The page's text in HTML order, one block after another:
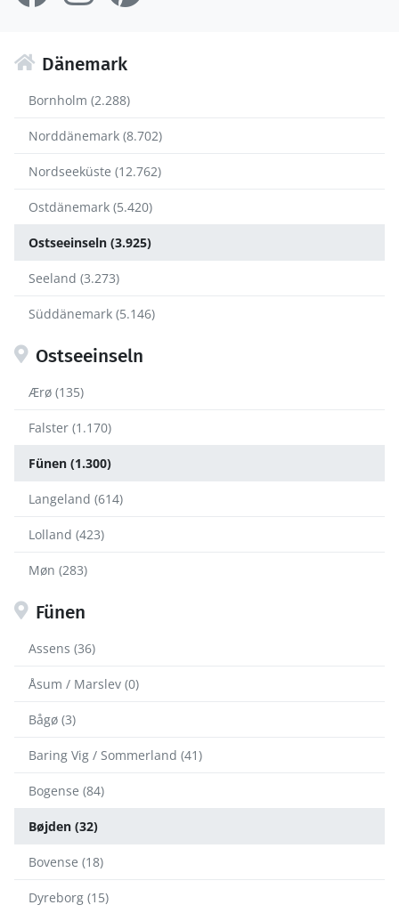
Dänemark
Bornholm (2.288)
Norddänemark (8.702)
Nordseeküste (12.762)
Ostdänemark (5.420)
Ostseeinseln (3.925)
Seeland (3.273)
Süddänemark (5.146)
Ostseeinseln
Ærø (135)
Falster (1.170)
Fünen (1.300)
Langeland (614)
Lolland (423)
Møn (283)
Fünen
Assens (36)
Åsum / Marslev (0)
Bågø (3)
Baring Vig / Sommerland (41)
Bogense (84)
Bøjden (32)
Bovense (18)
Dyreborg (15)